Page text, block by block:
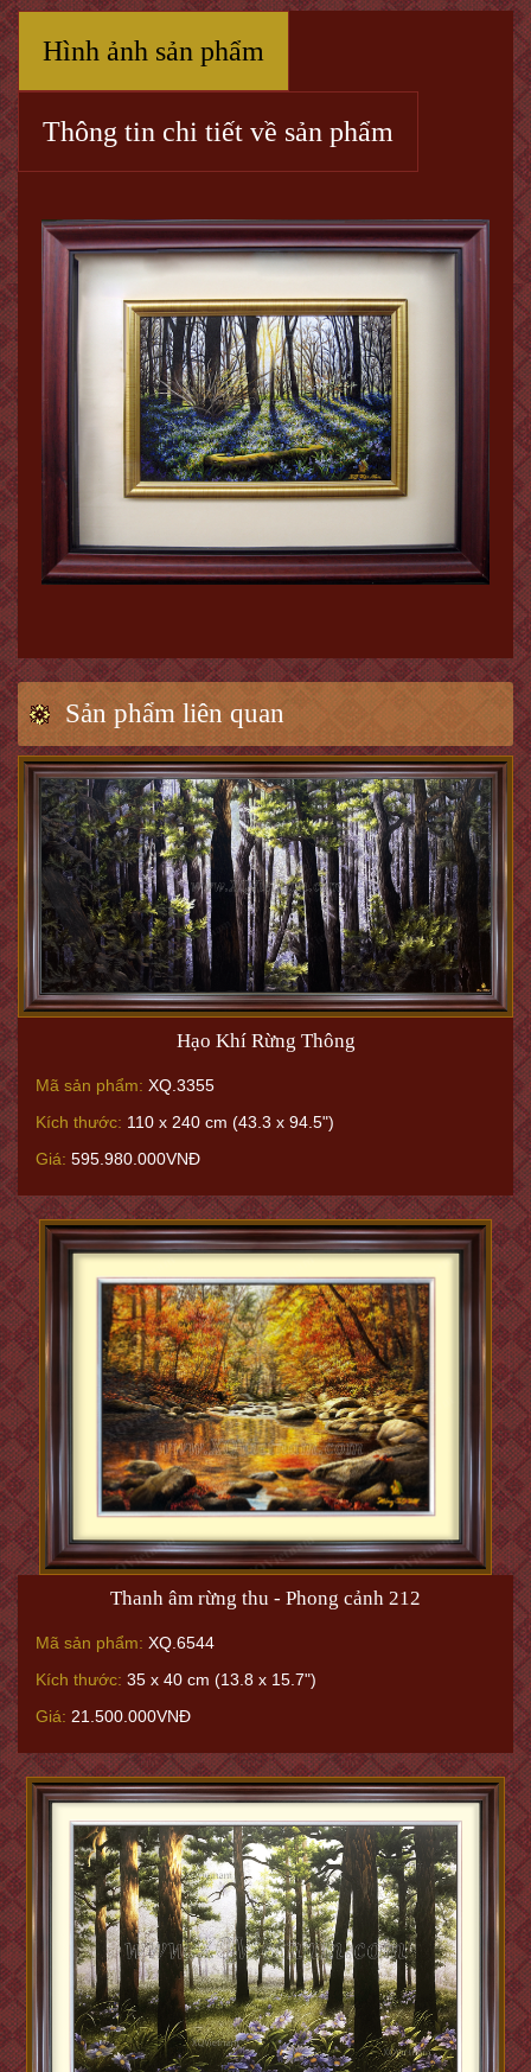
Hình ảnh sản phẩm
Thông tin chi tiết về sản phẩm
Sản phẩm liên quan
Hạo Khí Rừng Thông
Mã sản phẩm: XQ.3355
Kích thước: 110 x 240 cm (43.3 x 94.5")
Giá: 595.980.000VNĐ
Thanh âm rừng thu - Phong cảnh 212
Mã sản phẩm: XQ.6544
Kích thước: 35 x 40 cm (13.8 x 15.7")
Giá: 21.500.000VNĐ